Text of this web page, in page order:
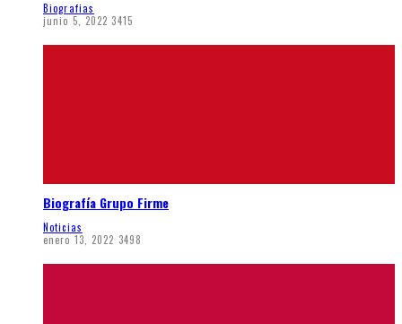
Biografias
junio 5, 2022 3415
Biografía Grupo Firme
Noticias
enero 13, 2022 3498